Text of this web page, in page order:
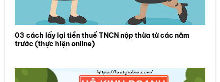
03 cách lấy lại tiền thuế TNCN nộp thừa từ các năm
trước (thực hiện online)